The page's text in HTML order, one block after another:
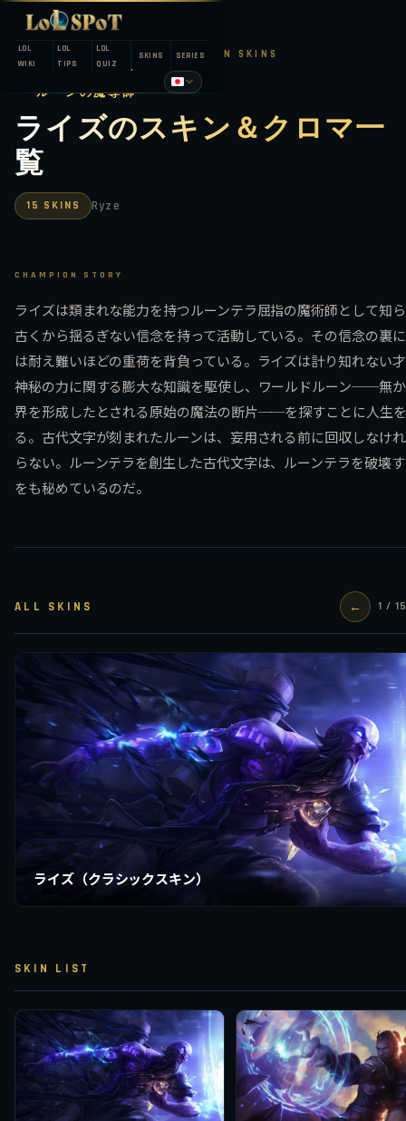
LOL
WIKI
LOL
TIPS
LOL
QUIZ
SKINS SERIES
LEAGUE OF LEGENDS — CHAMPION SKINS
ルーンの魔導師
ライズのスキン＆クロマ一
覧
15 SKINS Ryze
CHAMPION STORY
ライズは類まれな能力を持つルーンテラ屈指の魔術師として知
古くから揺るぎない信念を持って活動している。その信念の裏
は耐え難いほどの重荷を背負っている。ライズは計り知れない
神秘の力に関する膨大な知識を駆使し、ワールドルーン──無
界を形成したとされる原始の魔法の断片──を探すことに人生
る。古代文字が刻まれたルーンは、妄用される前に回収しなけ
らない。ルーンテラを創生した古代文字は、ルーンテラを破壊
をも秘めているのだ。
ALL SKINS ← 1 / 15
ライズ（クラシックスキン）
SKIN LIST